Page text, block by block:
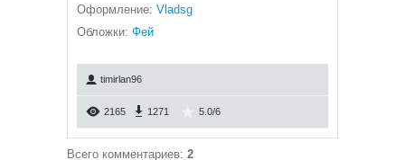
Оформление: Vladsg
Обложки: Фей
timirlan96
2165 1271 5.0/6
Всего комментариев: 2